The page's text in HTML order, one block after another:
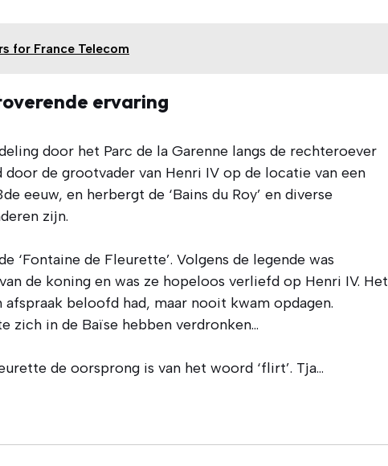
for France Telecom
ervaring
door het Parc de la Garenne langs de rechteroever
door de grootvader van Henri IV op de locatie van een
eeuw, en herbergt de ‘Bains du Roy’ en diverse
zijn.
‘Fontaine de Fleurette’. Volgens de legende was
de koning en was ze hopeloos verliefd op Henri IV. Het
beloofd had, maar nooit kwam opdagen.
zich in de Baïse hebben verdronken…
de oorsprong is van het woord ‘flirt’. Tja…